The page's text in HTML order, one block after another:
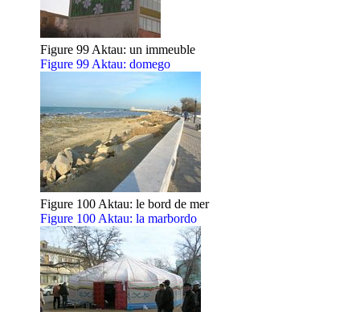
Figure 99 Aktau: un immeuble
Figure 99 Aktau: domego
Figure 100 Aktau: le bord de mer
Figure 100 Aktau: la marbordo